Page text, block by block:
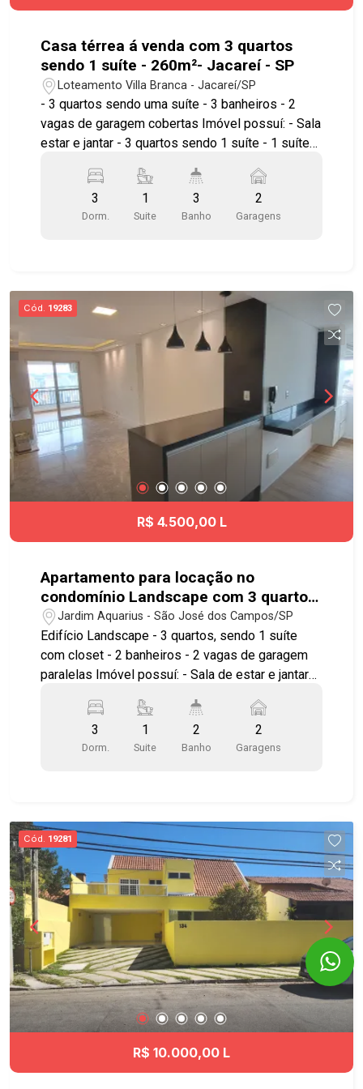
momento.
Casa térrea á venda com 3 quartos
sendo 1 suíte - 260m²- Jacareí - SP
Loteamento Villa Branca - Jacareí/SP
- 3 quartos sendo uma suíte - 3 banheiros - 2
vagas de garagem cobertas Imóvel possuí: - Sala
estar e jantar - 3 quartos sendo 1 suíte - 1 suíte
Lavanderia com teto retrátil - Área gourmet com
piscina - Banheiro social - 2 vagas Ótima
localização, próximo a comércios e serviços
#casavendaJacareí #casalocação
#casalocaçãoJacareí
3
Dorm.
1
Suite
3
Banho
2
Garagens
Cód. 19283
R$ 4.500,00 L
Apartamento para locação no
condomínio Landscape com 3 quartos
sendo 1 suíte - 76 m² - No bairro
Jardim Aquarius - SJC
Jardim Aquarius - São José dos Campos/SP
Edifício Landscape - 3 quartos, sendo 1 suíte
com closet - 2 banheiros - 2 vagas de garagem
paralelas Imóvel possuí: - Sala de estar e jantar
Varanda gourmet fechada com vidro articulável -
Cozinha com armários planejados, fogão e
depurador - Suíte com closet e armários
elevadores Condomínio clube com 2 torres com
excelente infraestrutura, portaria 24 horas,
sistema de segurança monitorado por câmeras, 3
elevadores por torre, sistema de acesso por tag
e 25 vagas internas para visitantes. Itens de
lazer: - Piscina com raia de 25 metros - Piscina
infantil - Academia equipada com excelentes
aparelhos - Quadra Poliesportiva - Playground -
Brinquedoteca - Salão de Jogos - Salão de
festas adulto e infantil - Duas lindas áreas
gourmet com churrasqueiras - Cascata e Jardins
Ótima localização no Jardim Aquarius, um dos
bairros mais valorizados de São José dos
3
Dorm.
1
Suite
2
Banho
2
Garagens
Cód. 19281
R$ 10.000,00 L